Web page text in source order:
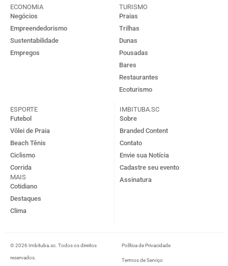
ECONOMIA
Negócios
Empreendedorismo
Sustentabilidade
Empregos
TURISMO
Praias
Trilhas
Dunas
Pousadas
Bares
Restaurantes
Ecoturismo
ESPORTE
Futebol
Vôlei de Praia
Beach Tênis
Ciclismo
Corrida
MAIS
Cotidiano
Destaques
Clima
IMBITUBA.SC
Sobre
Branded Content
Contato
Envie sua Notícia
Cadastre seu evento
Assinatura
© 2026 Imbituba.sc. Todos os direitos
reservados.
Política de Privacidade
Termos de Serviço